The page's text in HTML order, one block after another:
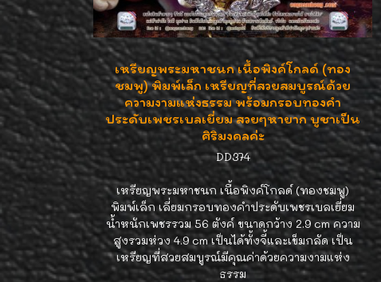
เหรียญพระมหาชนก เนื้อพิงค์โกลด์ (ทอง
ชมพู) พิมพ์เล็ก เหรียญที่สวยสมบูรณ์ด้วย
ความงามแห่งธรรม พร้อมกรอบทองคำ
ประดับเพชรเบลเยี่ยม สวยๆหายาก บูชาเป็น
ศิริมงคลค่ะ
DD374
เหรียญพระมหาชนก เนื้อพิงค์โกลด์ (ทองชมพู)
พิมพ์เล็ก เลี่ยมกรอบทองคำประดับเพชรเบลเยี่ยม
น้ำหนักเพชรรวม 56 ตังค์ ขนาดกว้าง 2.9 cm ความ
สูงรวมห่วง 4.9 cm เป็นได้ทั้งจี้และเข็มกลัด เป็น
เหรียญที่สวยสมบูรณ์มีคุณค่าด้วยความงามแห่ง
ธรรม